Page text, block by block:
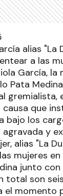
alias "La
a las
García, la
Pata
gremialista,
que
bajo los
y
alias "La
mujeres
junto con
total son
el momento